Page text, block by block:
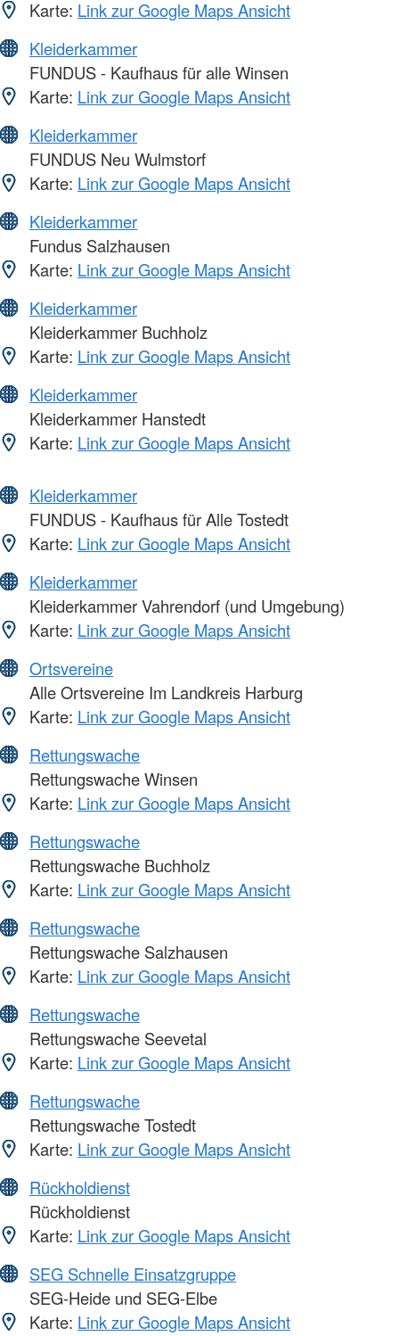
Karte: Link zur Google Maps Ansicht
Kleiderkammer
FUNDUS - Kaufhaus für alle Winsen
Karte: Link zur Google Maps Ansicht
Kleiderkammer
FUNDUS Neu Wulmstorf
Karte: Link zur Google Maps Ansicht
Kleiderkammer
Fundus Salzhausen
Karte: Link zur Google Maps Ansicht
Kleiderkammer
Kleiderkammer Buchholz
Karte: Link zur Google Maps Ansicht
Kleiderkammer
Kleiderkammer Hanstedt
Karte: Link zur Google Maps Ansicht
Kleiderkammer
FUNDUS - Kaufhaus für Alle Tostedt
Karte: Link zur Google Maps Ansicht
Kleiderkammer
Kleiderkammer Vahrendorf (und Umgebung)
Karte: Link zur Google Maps Ansicht
Ortsvereine
Alle Ortsvereine Im Landkreis Harburg
Karte: Link zur Google Maps Ansicht
Rettungswache
Rettungswache Winsen
Karte: Link zur Google Maps Ansicht
Rettungswache
Rettungswache Buchholz
Karte: Link zur Google Maps Ansicht
Rettungswache
Rettungswache Salzhausen
Karte: Link zur Google Maps Ansicht
Rettungswache
Rettungswache Seevetal
Karte: Link zur Google Maps Ansicht
Rettungswache
Rettungswache Tostedt
Karte: Link zur Google Maps Ansicht
Rückholdienst
Rückholdienst
Karte: Link zur Google Maps Ansicht
SEG Schnelle Einsatzgruppe
SEG-Heide und SEG-Elbe
Karte: Link zur Google Maps Ansicht